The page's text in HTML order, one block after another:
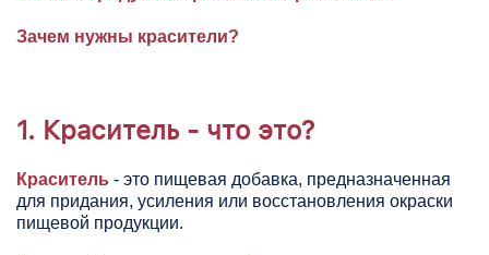
Зачем нужны красители?
1. Краситель - что это?
Краситель - это пищевая добавка, предназначенная
для придания, усиления или восстановления окраски
пищевой продукции.